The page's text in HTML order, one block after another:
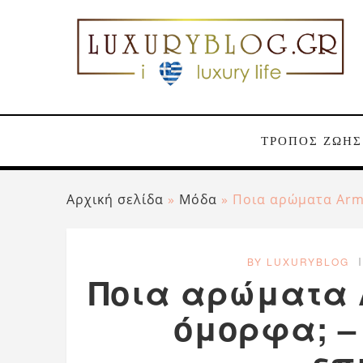
ΤΡΟΠΟΣ ΖΩΗΣ
Αρχική σελίδα » Μόδα » Ποια αρώματα
BY LUXURYBLOG
Ποια αρώματα
όμορφα; –